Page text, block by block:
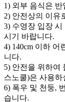
1) 외부 음식은
2) 안전상의 이유
3) 수영장 입장
시기 바랍니다.
4) 140cm 이하
니다.
5) 안전을 위하여
스노쿨)은 사용하
6) 폭우 및 천둥,
습니다.